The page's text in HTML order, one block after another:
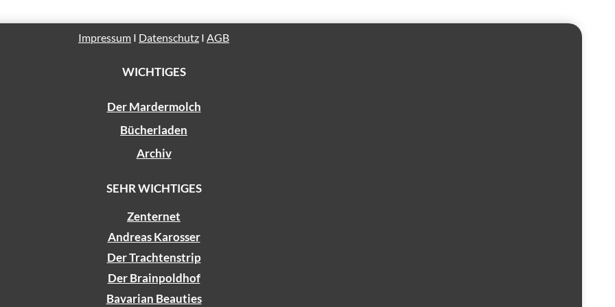
Impressum I Datenschutz I AGB
WICHTIGES
Der Mardermolch
Bücherladen
Archiv
SEHR WICHTIGES
Zenternet
Andreas Karosser
Der Trachtenstrip
Der Brainpoldhof
Bavarian Beauties